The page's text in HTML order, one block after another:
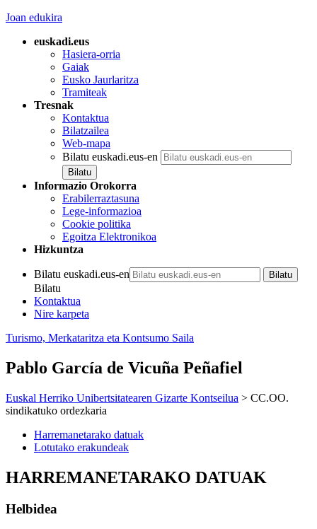
Joan edukira
euskadi.eus
Hasiera-orria
Gaiak
Eusko Jaurlaritza
Tramiteak
Tresnak
Kontaktua
Bilatzailea
Web-mapa
Bilatu euskadi.eus-en
Informazio Orokorra
Erabilerraztasuna
Lege-informazioa
Cookie politika
Egoitza Elektronikoa
Hizkuntza
Bilatu euskadi.eus-en
Bilatu
Kontaktua
Nire karpeta
Turismo, Merkataritza eta Kontsumo Saila
Pablo García de Vicuña Peñafiel
Euskal Herriko Unibertsitatearen Gizarte Kontseilua > CC.OO.
sindikatuko ordezkaria
Harremanetarako datuak
Lotutako erakundeak
HARREMANETARAKO DATUAK
Helbidea